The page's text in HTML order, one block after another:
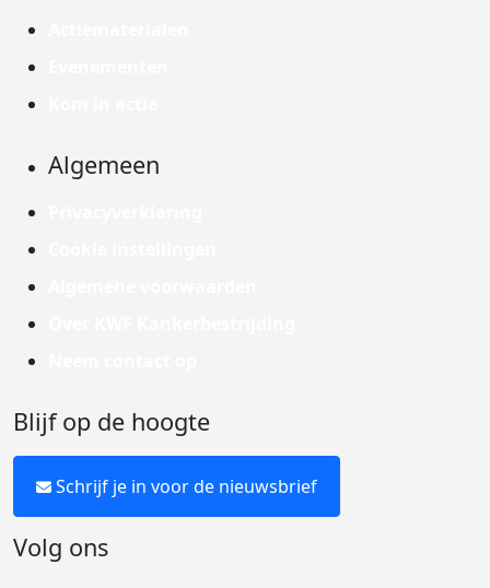
Algemeen
Blijf op de hoogte
Schrijf je in voor de nieuwsbrief
Volg ons